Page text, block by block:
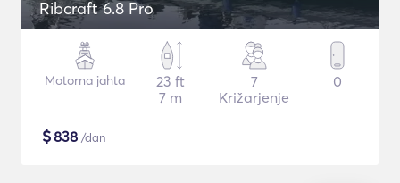
Ribcraft 6.8 Pro
Motorna jahta
23 ft
7 m
7
Križarjenje
0
$838 /dan